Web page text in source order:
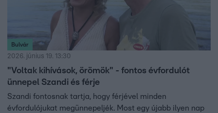
Bulvár
2026. június 19. 13:30
"Voltak kihívások, örömök" - fontos évfordulót
ünnepel Szandi és férje
Szandi fontosnak tartja, hogy férjével minden
évfordulójukat megünnepeljék. Most egy újabb ilyen nap